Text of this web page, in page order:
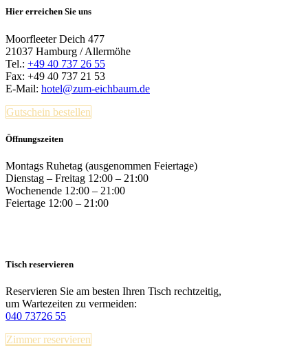
Hier erreichen Sie uns
Moorfleeter Deich 477
21037 Hamburg / Allermöhe
Tel.: +49 40 737 26 55
Fax: +49 40 737 21 53
E-Mail: hotel@zum-eichbaum.de
Gutschein bestellen
Öffnungszeiten
Montags Ruhetag (ausgenommen Feiertage)
Dienstag – Freitag 12:00 – 21:00
Wochenende 12:00 – 21:00
Feiertage 12:00 – 21:00
Tisch reservieren
Reservieren Sie am besten Ihren Tisch rechtzeitig,
um Wartezeiten zu vermeiden:
040 73726 55
Zimmer reservieren